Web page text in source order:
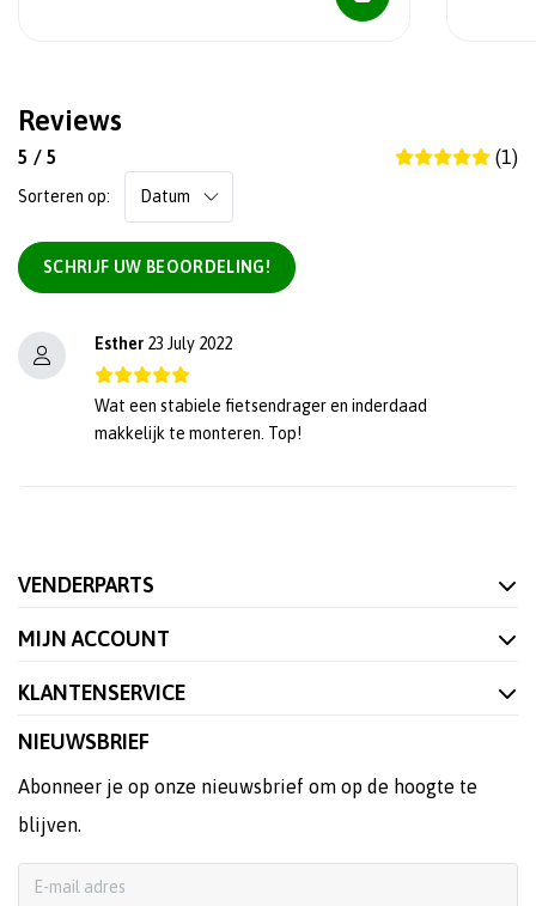
Reviews
5 / 5 (1)
Sorteren op:
SCHRIJF UW BEOORDELING!
Esther 23 July 2022
Wat een stabiele fietsendrager en inderdaad
makkelijk te monteren. Top!
VENDERPARTS
MIJN ACCOUNT
KLANTENSERVICE
NIEUWSBRIEF
Abonneer je op onze nieuwsbrief om op de hoogte te
blijven.